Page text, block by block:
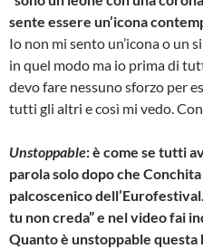
sente essere un’icona
Io non mi sento un’icona o un
in quel modo ma io prima di
devo fare nessuno sforzo per
tutti gli altri e così mi vedo.
Unstoppable: è come se tutti
parola solo dopo che
palcoscenico
tu non creda” e nel video fai
Quanto è unstoppable questa